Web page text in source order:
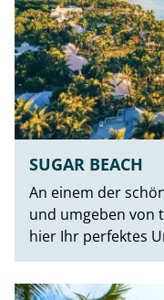
SUGAR BEACH
An einem der
und umgeben von
hier Ihr perfektes